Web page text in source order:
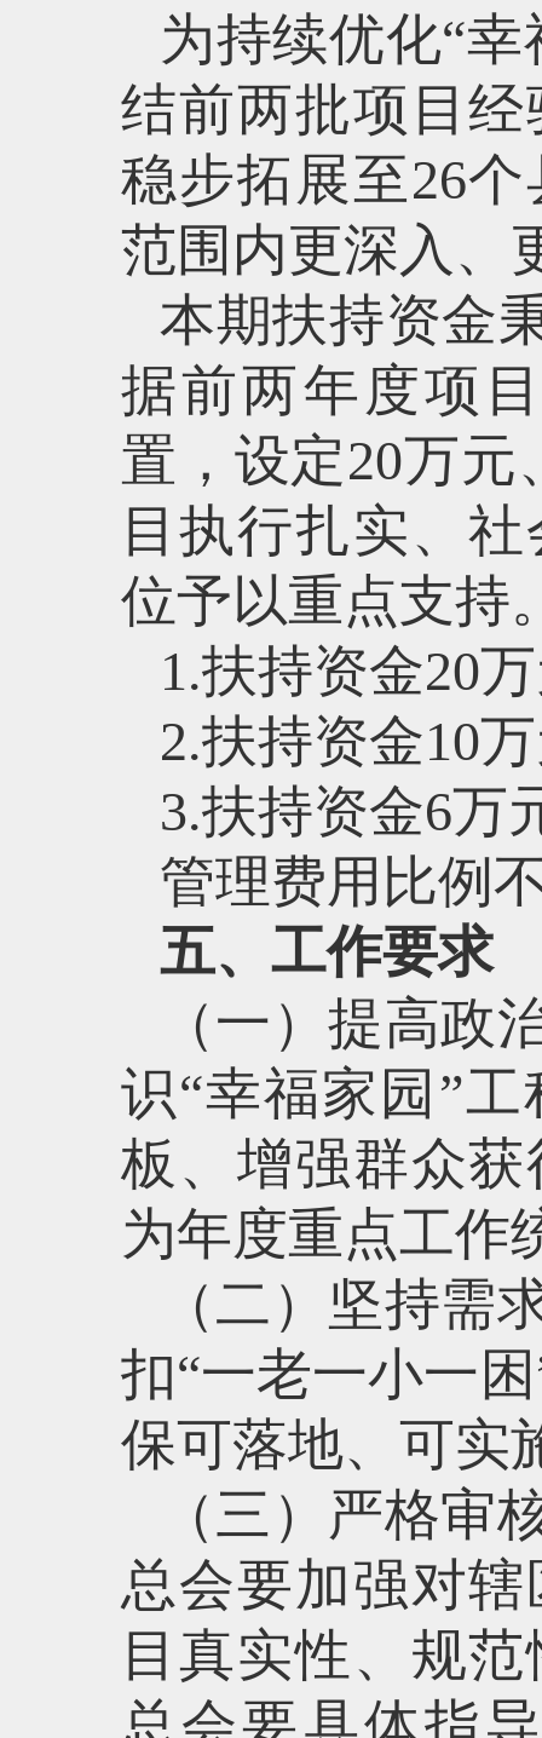
为持续优化“
结前两批项目
稳步拓展至26
范围内更深入、
本期扶持资金
据前两年度项
置，设定20万元
目执行扎实、
位予以重点支持
1.扶持资金20
2.扶持资金10
3.扶持资金6万
管理费用比例
五、工作要求
（一）提高政
识“幸福家园”
板、增强群众
为年度重点工作
（二）坚持需
扣“一老一小一
保可落地、可实
（三）严格审
总会要加强对
目真实性、规
总会要具体指